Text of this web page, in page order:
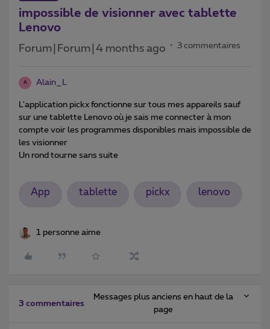
impossible de visionner avec tablette
Lenovo
Forum|Forum|4 months ago 3 commentaires
A Alain_L
L'application pickx fonctionne sur tous mes appareils sauf
sur une tablette Lenovo où je sais me connecter à mon
compte voir les programmes disponibles mais impossible de
les visionner
Un rond tourne sans suite
App tablette pickx lenovo
1 personne aime
3 commentaires
Messages plus anciens en haut de la
page